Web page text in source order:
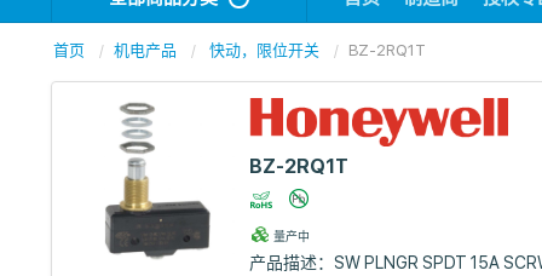
首页 机电产品 快动，限位开关 BZ-2RQ1T
BZ-2RQ1T
量产中
产品描述：SW PLNGR SPDT 15A